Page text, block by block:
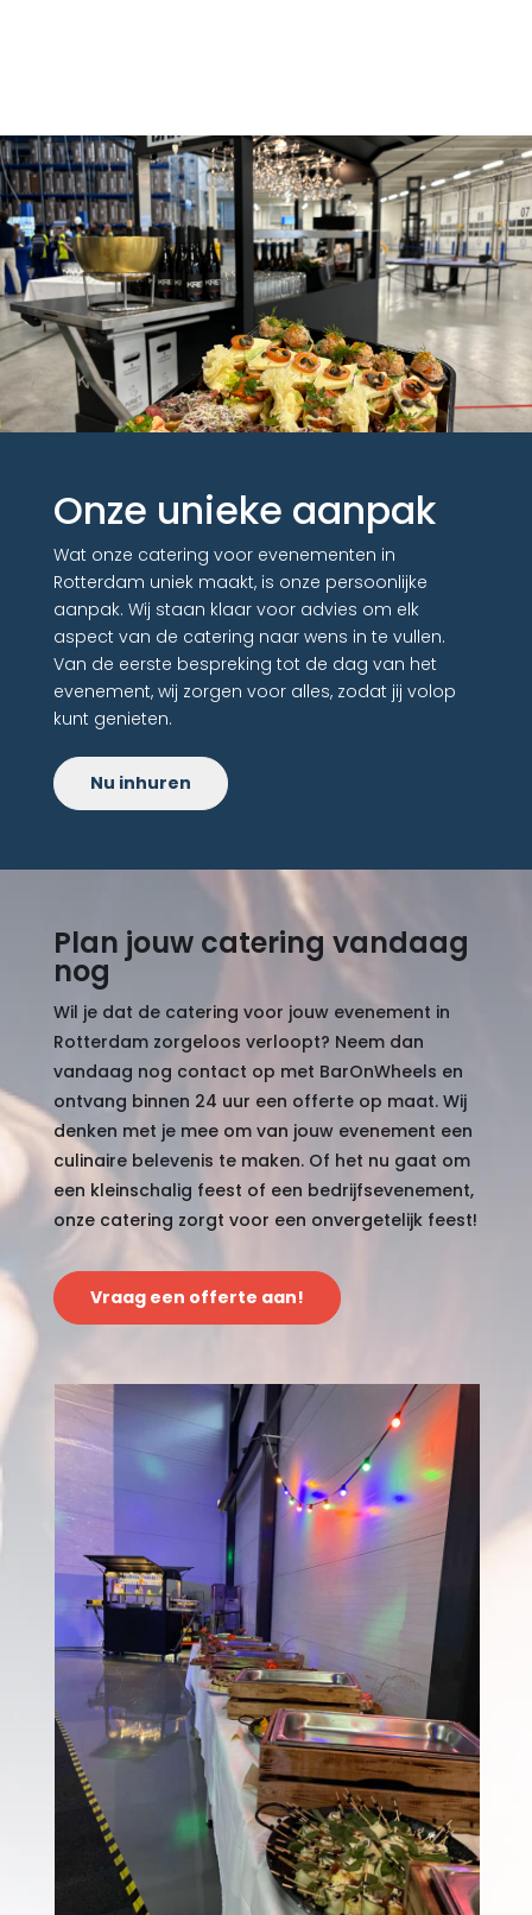
Onze unieke aanpak
Wat onze catering voor evenementen in
Rotterdam uniek maakt, is onze persoonlijke
aanpak. Wij staan klaar voor advies om elk
aspect van de catering naar wens in te vullen.
Van de eerste bespreking tot de dag van het
evenement, wij zorgen voor alles, zodat jij volop
kunt genieten.
Nu inhuren
Plan jouw catering vandaag
nog
Wil je dat de catering voor jouw evenement in
Rotterdam zorgeloos verloopt? Neem dan
vandaag nog contact op met BarOnWheels en
ontvang binnen 24 uur een offerte op maat. Wij
denken met je mee om van jouw evenement een
culinaire belevenis te maken. Of het nu gaat om
een kleinschalig feest of een bedrijfsevenement,
onze catering zorgt voor een onvergetelijk feest!
Vraag een offerte aan!